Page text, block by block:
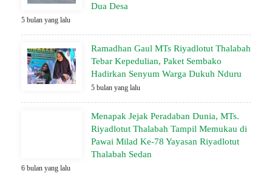
Dua Desa
5 bulan yang lalu
Ramadhan Gaul MTs Riyadlotut Thalabah
Tebar Kepedulian, Paket Sembako
Hadirkan Senyum Warga Dukuh Nduru
5 bulan yang lalu
Menapak Jejak Peradaban Dunia, MTs.
Riyadlotut Thalabah Tampil Memukau di
Pawai Milad Ke-78 Yayasan Riyadlotut
Thalabah Sedan
6 bulan yang lalu